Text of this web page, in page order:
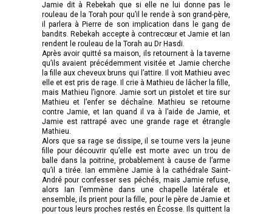
Jamie dit à Rebekah que si elle ne lui donne pas le
rouleau de la Torah pour qu’il le rende à son grand-père,
il parlera à Pierre de son implication dans le gang de
bandits. Rebekah accepte à contrecœur et Jamie et Ian
rendent le rouleau de la Torah au Dr Hasdi.
Après avoir quitté sa maison, ils retournent à la taverne
qu’ils avaient précédemment visitée et Jamie cherche
la fille aux cheveux bruns qui l’attire. Il voit Mathieu avec
elle et est pris de rage. Il crie à Mathieu de lâcher la fille,
mais Mathieu l’ignore. Jamie sort un pistolet et tire sur
Mathieu et l’enfer se déchaîne. Mathieu se retourne
contre Jamie, et Ian quand il va à l’aide de Jamie, et
Jamie est rattrapé avec une grande rage et étrangle
Mathieu.
Alors que sa rage se dissipe, il se tourne vers la jeune
fille pour découvrir qu’elle est morte avec un trou de
balle dans la poitrine, probablement à cause de l’arme
qu’il a tirée. Ian emmène Jamie à la cathédrale Saint-
André pour confesser ses péchés, mais Jamie refuse,
alors Ian l’emmène dans une chapelle latérale et
ensemble, ils prient pour la fille, pour le père de Jamie et
pour tous leurs proches restés en Écosse. Ils quittent la